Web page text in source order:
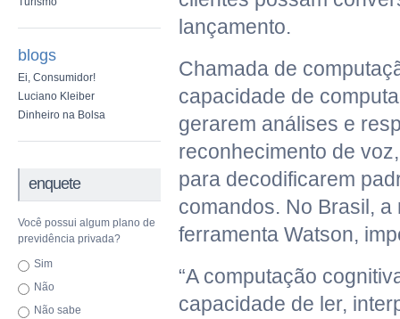
blogs
Ei, Consumidor!
Luciano Kleiber
Dinheiro na Bolsa
enquete
Você possui algum plano de
previdência privada?
Sim
Não
Não sabe
lançamento.
Chamada de
capacidade de
gerarem análises e
reconhecimento de
para decodificarem
comandos. No Brasil,
ferramenta Watson,
“A computação
capacidade de ler,